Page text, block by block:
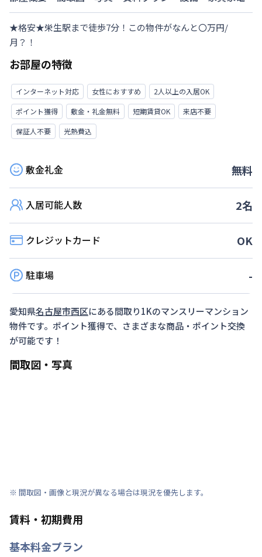
★格安★栄生駅まで徒歩7分！この物件がなんと〇万円/
月？！
お部屋の特徴
インターネット対応 女性におすすめ
2人以上の入居OK
ポイント獲得
敷金・礼金無料 短期賃貸OK
来店不要
保証人不要
光熱費込
敷金礼金 無料
入居可能人数 2名
クレジットカード OK
駐車場 -
愛知県名古屋市西区にある間取り1Kのマンスリーマンション
物件です。ポイント獲得で、さまざまな商品・ポイント交換
が可能です！
間取図・写真
※ 間取図・画像と現況が異なる場合は現況を優先します。
賃料・初期費用
基本料金プラン